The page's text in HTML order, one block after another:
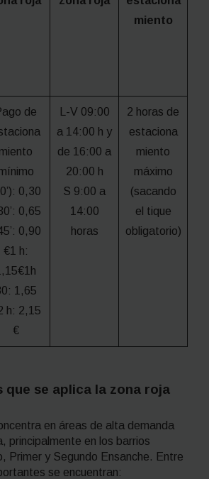
miento
de
miento
0,30
0,65
0,90
€1 h:
1,65
h: 2,15
€
L-V 09:00
a 14:00 h y
de 16:00 a
20:00 h
S 9:00 a
14:00
horas
2 horas de
estaciona
miento
máximo
(sacando
el tique
obligatorio)
que se aplica la zona roja
en áreas de alta demanda
principalmente en los barrios
Primer y Segundo Ensanche. Entre
se encuentran: